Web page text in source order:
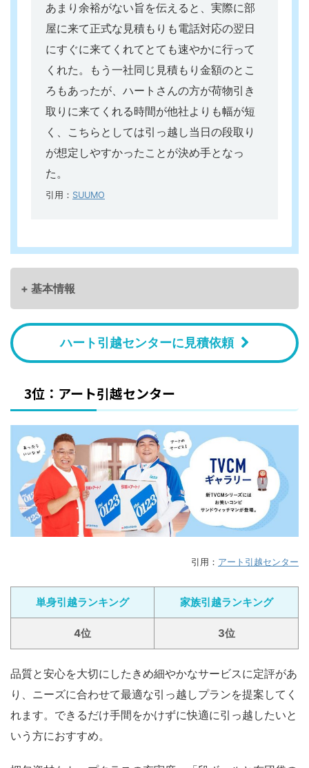
あまり余裕がない旨を伝えると、実際に部
屋に来て正式な見積もりも電話対応の翌日
にすぐに来てくれてとても速やかに行って
くれた。もう一社同じ見積もり金額のとこ
ろもあったが、ハートさんの方が荷物引き
取りに来てくれる時間が他社よりも幅が短
く、こちらとしては引っ越し当日の段取り
が想定しやすかったことが決め手となっ
た。
引用： SUUMO
+ 基本情報
ハート引越センターに見積依頼
3位：アート引越センター
引用： アート引越センター
単身引越ランキング 家族引越ランキング
4位 3位
品質と安心を大切にしたきめ細やかなサービスに定評があ
り、ニーズに合わせて最適な引っ越しプランを提案してく
れます。できるだけ手間をかけずに快適に引っ越したいと
いう方におすすめ。